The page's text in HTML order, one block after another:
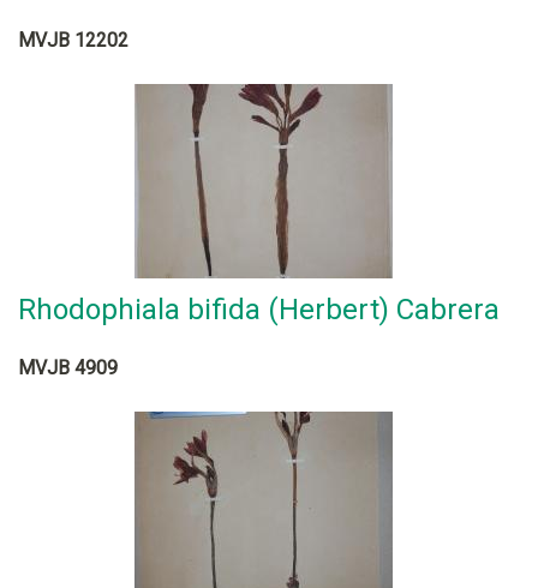
MVJB 12202
Rhodophiala bifida (Herbert) Cabrera
MVJB 4909